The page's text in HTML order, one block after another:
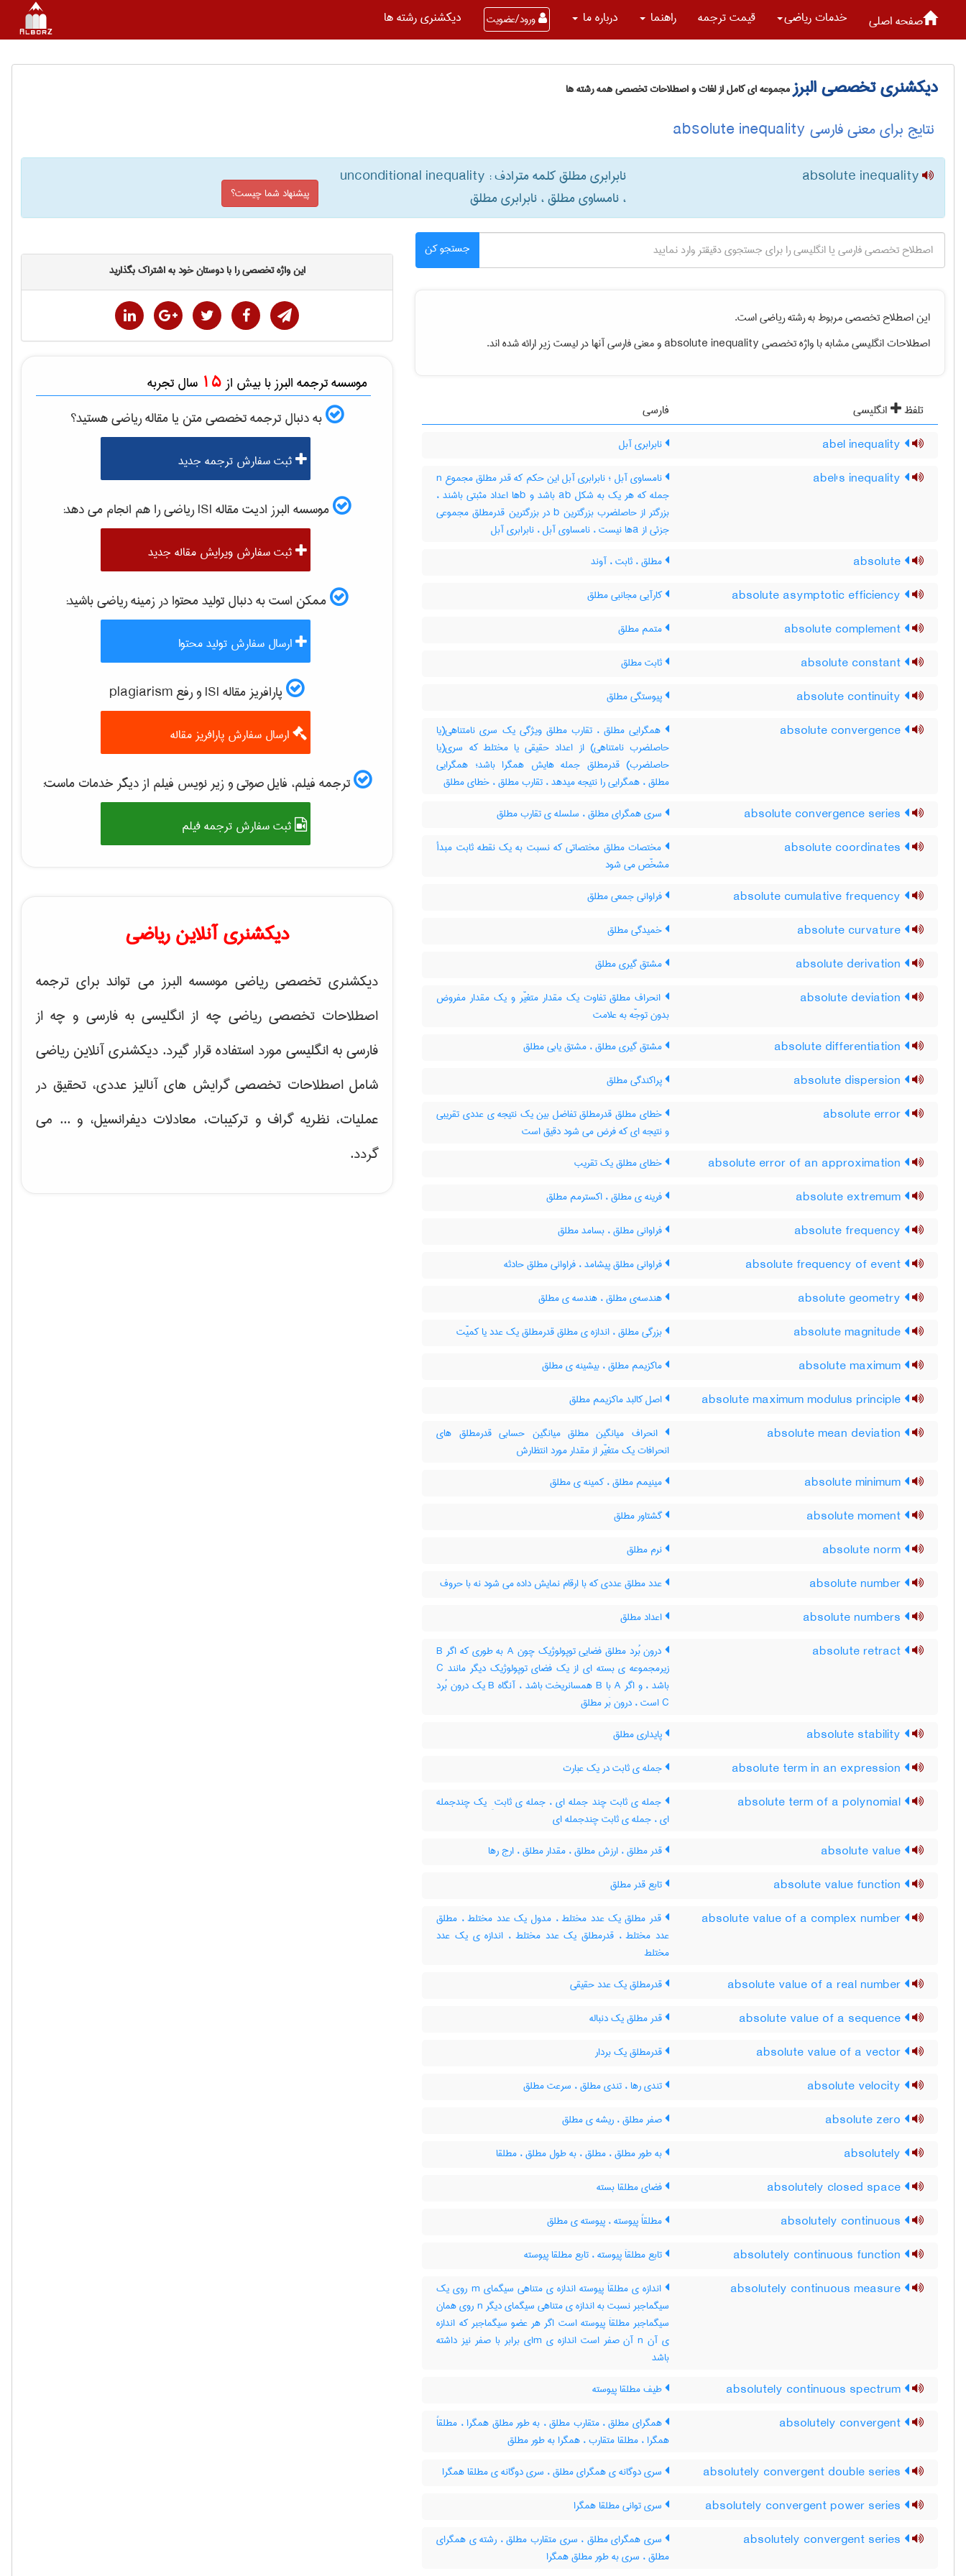
صفحه اصلی خدمات رياضی قیمت ترجمه راهنما درباره ما ورود/عضویت دیکشنری رشته ها
دیکشنری تخصصی البرزمجموعه ای کامل از لغات و اصطلاحات تخصصی همه رشته ها
نتایج برای معنی فارسی absolute inequality
absolute inequality
نابرابری مطلق کلمه مترادف : unconditional inequality
، نامساوی مطلق ، نابرابری مطلق
پیشنهاد شما چیست؟
جستجو کن
این اصطلاح تخصصی مربوط به رشتهرياضیاست.
اصطلاحات انگلیسی مشابه با واژه تخصصیabsolute inequalityو معنی فارسی آنها در لیست زیر ارائه شده اند.
تلفظ انگلیسی
فارسی
نابرابری آبل
نامساوی آبل ؛ نابرابری آبل این حکم که قدر مطلق مجموع n
جمله که هر یک به شکل ab باشد و bها اعداد مثبتی باشند ،
بزرگتر از حاصلضرب بزرگترین b در بزرگترین قدرمطلق مجموعی
جزئی از aها نیست ، نامساوی آبل ، نابرابری آبل
مطلق ، ثابت ، آوند
کارآیی مجانبی مطلق
متمم مطلق
ثابت مطلق
پیوستگی مطلق
همگرایی مطلق ، تقارب مطلق ویژگی یک سری نامتناهی(یا
حاصلضرب نامتناهی) از اعداد حقیقی یا مختلط که سری(یا
حاصلضرب) قدرمطلق جمله هایش همگرا باشد؛ همگرایی
مطلق ، همگرایی را نتیجه میدهد ، تقارب مطلق ، خطای مطلق
سری همگرای مطلق ، سلسله ی تقارب مطلق
مختصات مطلق مختصاتی که نسبت به یک نقطه ثابت مبدأ
مشخّص می شود
فراوانی جمعی مطلق
خمیدگی مطلق
مشتق گیری مطلق
انحراف مطلق تفاوت یک مقدار متغیّر و یک مقدار مفروض
بدون توجّه به علامت
مشتق گیری مطلق ، مشتق یابی مطلق
پراکندگی مطلق
خطای مطلق قدرمطلق تفاضل بین یک نتیجه ی عددی تقریبی
و نتیجه ای که فرض می شود دقیق است
خطای مطلق یک تقریب
فرینه ی مطلق ، اکسترمم مطلق
فراوانی مطلق ، بسامد مطلق
فراوانی مطلق پیشامد ، فراوانی مطلق حادثه
هندسه‌ی مطلق ، هندسه ی مطلق
بزرگی مطلق ، اندازه ی مطلق قدرمطلق یک عدد یا کمیّت
ماکزیمم مطلق ، بیشینه ی مطلق
اصل کالبد ماکزیمم مطلق
انحراف میانگین مطلق میانگین حسابی قدرمطلق های
انحرافات یک متغیّر از مقدار مورد انتظارش
مینیمم مطلق ، کمینه ی مطلق
گشتاور مطلق
نرم مطلق
عدد مطلق عددی که با ارقام نمایش داده می شود نه با حروف
اعداد مطلق
درون بُرد مطلق فضایی توپولوژیک چون A به طوری که اگر B
زیرمجموعه ی بسته ای از یک فضای توپولوژیک دیگر مانند C
باشد ، و اگر A با B همسانریخت باشد ، آنگاه B یک درون بُرد
C است ، درون بَر مطلق
پایداری مطلق
جمله ی ثابت در یک عبارت
جمله ی ثابت چند جمله ای ، جمله ی ثابت ِ یک چندجمله
ای ، جمله ی ثابت چندجمله ای
قدر مطلق ، ارزش مطلق ، مقدار مطلق ، ارج رها
تابع قدر مطلق
قدر مطلق یک عدد مختلط ، مدول یک عدد مختلط ، مطلق
عدد مختلط ، قدرمطلق یک عدد مختلط ، اندازه ی یک عدد
مختلط
قدرمطلق یک عدد حقیقی
قدر مطلق یک دنباله
قدرمطلق یک بردار
تندی رها ، تندی مطلق ، سرعت مطلق
صفر مطلق ، ریشه ی مطلق
به طور مطلق ، مطلق ، به طول مطلق ، مطلقا
فضای مطلقا بسته
مطلقاً پیوسته ، پیوسته ی مطلق
تابع مطلقاَ پیوسته ، تابع مطلقا پیوسته
اندازه ی مطلقاَ پیوسته اندازه ی متناهی سیگمای m روی یک
سیگماجبر نسبت به اندازه ی متناهی سیگمای دیگر n روی همان
سیگماجبر مطلقاَ پیوسته است اگر هر عضو سیگماجبر که اندازه
ی آن n آن صفر است اندازه ی mای برابر با صفر نیز داشته
باشد
طیف مطلقا پیوسته
همگرای مطلق ، متقارب مطلق ، به طور مطلق همگرا ، مطلقاً
همگرا ، مطلقا متقارب ، همگرا به طور مطلق
سری دوگانه ی همگرای مطلق ، سری دوگانه ی مطلقا همگرا
سری توانی مطلقا همگرا
سری همگرای مطلق ، سری متقارب مطلق ، رشته ی همگرای
مطلق ، سری به طور مطلق همگرا
این واژه تخصصی را با دوستان خود به اشتراک بگذارید
موسسه ترجمه البرز با بیش از 15 سال تجربه
به دنبال ترجمه تخصصی متن یا مقالهرياضیهستید؟
ثبت سفارش ترجمه جدید
موسسه البرز ادیت مقاله ISI رياضیرا هم انجام می دهد:
ثبت سفارش ویرایش مقاله جدید
ممکن است به دنبال تولید محتوا در زمینهرياضیباشید:
ارسال سفارش تولید محتوا
پارافریز مقاله ISI و رفع plagiarism
ارسال سفارش پارافریز مقاله
ترجمه فیلم، فایل صوتی و زیر نویس فیلم از دیگر خدمات ماست:
ثبت سفارش ترجمه فیلم
دیکشنری آنلاین ریاضی
دیکشنری تخصصی ریاضی موسسه البرز می تواند برای ترجمه
اصطلاحات تخصصی ریاضی چه از انگلیسی به فارسی و چه از
فارسی به انگلیسی مورد استفاده قرار گیرد. دیکشنری آنلاین ریاضی
شامل اصطلاحات تخصصی گرایش هایآنالیز عددی، تحقیق در
عملیات، نظریه گراف و تركیبات، معادلات دیفرانسیل، و ... می
گردد.